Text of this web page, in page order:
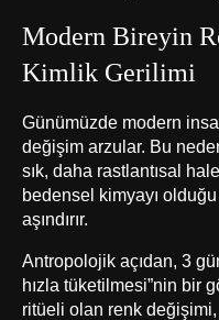
Modern Bireyin
Kimlik Gerilimi
Günümüzde modern
değişim arzular. Bu
sık, daha rastlantısal
bedensel kimyayı
aşındırır.
Antropolojik açıdan, 3
hızla tüketilmesi”nin bir
ritüeli olan renk